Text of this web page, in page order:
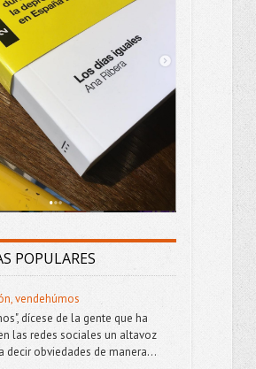
POPULARES
vendehúmos
dícese de la gente que ha
las redes sociales un altavoz
decir obviedades de manera...